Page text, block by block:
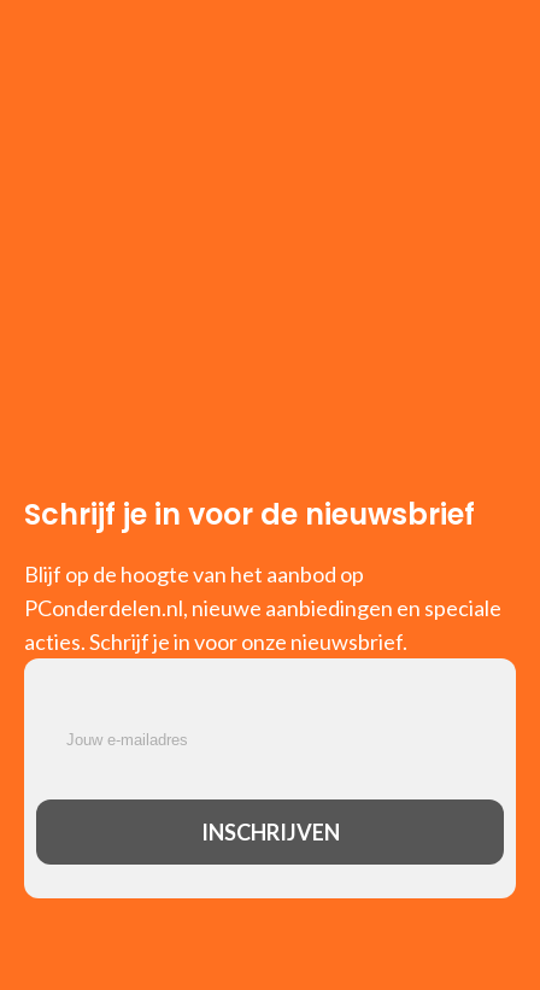
Schrijf je in voor de nieuwsbrief
Blijf op de hoogte van het aanbod op
PConderdelen.nl, nieuwe aanbiedingen en speciale
acties. Schrijf je in voor onze nieuwsbrief.